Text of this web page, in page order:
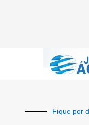
Fique por